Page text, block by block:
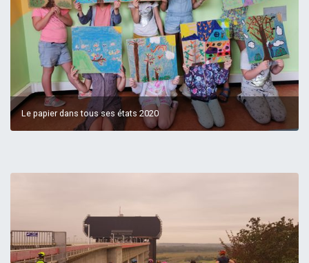
Le papier dans tous ses états 2020